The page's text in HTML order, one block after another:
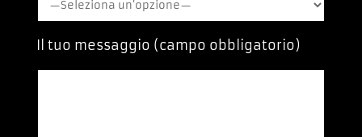
Il tuo messaggio (campo obbligatorio)